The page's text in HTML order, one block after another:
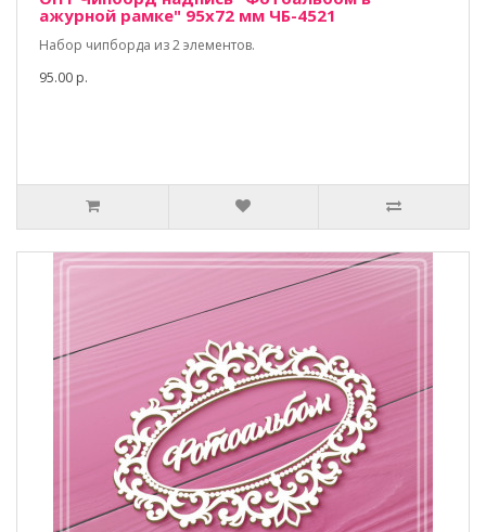
ажурной рамке" 95х72 мм ЧБ-4521
Набор чипборда из 2 элементов.
95.00 р.